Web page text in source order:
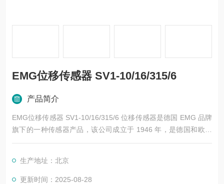
EMG位移传感器 SV1-10/16/315/6
产品简介
EMG位移传感器 SV1-10/16/315/6 位移传感器是德国 EMG 品牌
旗下的一种传感器产品，该公司成立于 1946 年，是德国和欧洲
最早的电动执行机构专业制造商。EMG 位移传感器广泛应用于各
对测量的场景中。以下是其详细介绍：
生产地址：北京
更新时间：2025-08-28